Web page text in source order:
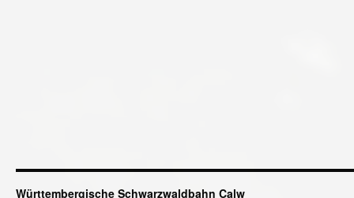
Württembergische Schwarzwaldbahn Calw